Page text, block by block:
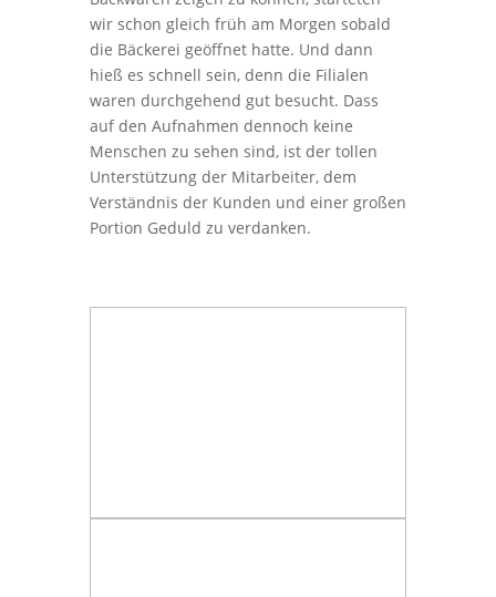
wir schon gleich früh am Morgen sobald
die Bäckerei geöffnet hatte. Und dann
hieß es schnell sein, denn die Filialen
waren durchgehend gut besucht. Dass
auf den Aufnahmen dennoch keine
Menschen zu sehen sind, ist der tollen
Unterstützung der Mitarbeiter, dem
Verständnis der Kunden und einer großen
Portion Geduld zu verdanken.